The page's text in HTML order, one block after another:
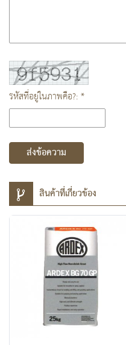
รหัสที่อยู่ในภาพคือ?: *
ส่งข้อความ
สินค้าที่เกี่ยวข้อง